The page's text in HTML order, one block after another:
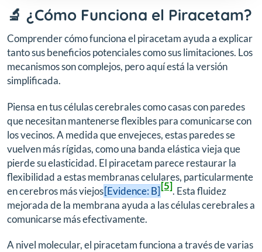
🔬 ¿Cómo Funciona el Piracetam?
Comprender cómo funciona el piracetam ayuda a explicar
tanto sus beneficios potenciales como sus limitaciones. Los
mecanismos son complejos, pero aquí está la versión
simplificada.
Piensa en tus células cerebrales como casas con paredes
que necesitan mantenerse flexibles para comunicarse con
los vecinos. A medida que envejeces, estas paredes se
vuelven más rígidas, como una banda elástica vieja que
pierde su elasticidad. El piracetam parece restaurar la
flexibilidad a estas membranas celulares, particularmente
en cerebros más viejos[Evidence: B][5]. Esta fluidez
mejorada de la membrana ayuda a las células cerebrales a
comunicarse más efectivamente.
A nivel molecular, el piracetam funciona a través de varias